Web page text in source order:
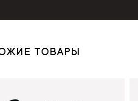
ТОВАРЫ